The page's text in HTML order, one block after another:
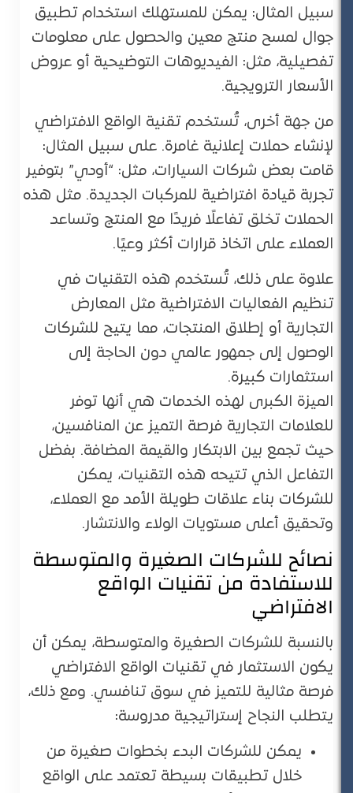
سبيل المثال: يمكن للمستهلك استخدام تطبيق
جوال لمسح منتج معين والحصول على معلومات
تفصيلية، مثل: الفيديوهات التوضيحية أو عروض
الأسعار الترويجية.
من جهة أخرى، تُستخدم تقنية الواقع الافتراضي
لإنشاء حملات إعلانية غامرة. على سبيل المثال:
قامت بعض شركات السيارات، مثل: “أودي” بتوفير
تجربة قيادة افتراضية للمركبات الجديدة. مثل هذه
الحملات تخلق تفاعلًا فريدًا مع المنتج وتساعد
العملاء على اتخاذ قرارات أكثر وعيًا.
علاوة على ذلك، تُستخدم هذه التقنيات في
تنظيم الفعاليات الافتراضية مثل المعارض
التجارية أو إطلاق المنتجات، مما يتيح للشركات
الوصول إلى جمهور عالمي دون الحاجة إلى
استثمارات كبيرة.
الميزة الكبرى لهذه الخدمات هي أنها توفر
للعلامات التجارية فرصة التميز عن المنافسين،
حيث تجمع بين الابتكار والقيمة المضافة. بفضل
التفاعل الذي تتيحه هذه التقنيات، يمكن
للشركات بناء علاقات طويلة الأمد مع العملاء،
وتحقيق أعلى مستويات الولاء والانتشار.
نصائح للشركات الصغيرة والمتوسطة
للاستفادة من تقنيات الواقع
الافتراضي
بالنسبة للشركات الصغيرة والمتوسطة، يمكن أن
يكون الاستثمار في تقنيات الواقع الافتراضي
فرصة مثالية للتميز في سوق تنافسي. ومع ذلك،
يتطلب النجاح إستراتيجية مدروسة:
يمكن للشركات البدء بخطوات صغيرة من
خلال تطبيقات بسيطة تعتمد على الواقع